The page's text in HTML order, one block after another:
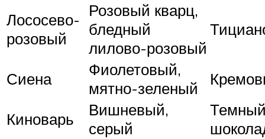
Лососево-
розовый
Розовый кварц,
бледный
лилово-розовый
Сиена
Фиолетовый,
мятно-зеленый
Киноварь
Вишневый,
серый